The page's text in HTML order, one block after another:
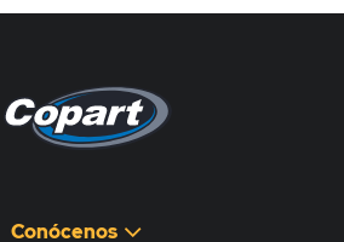
Conócenos